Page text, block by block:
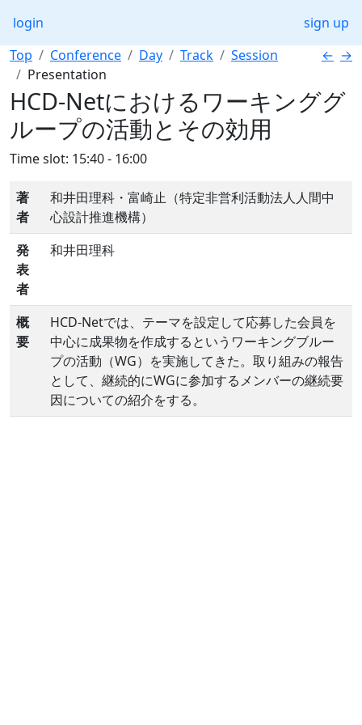
login
sign up
← →
Top Conference Day Track
Session
Presentation
HCD-Netにおけるワーキンググ
ループの活動とその効用
Time slot: 15:40 - 16:00
著
者
和井田理科・富崎止（特定非営利活動法人人間中
心設計推進機構）
発
表
者
和井田理科
概
要
HCD-Netでは、テーマを設定して応募した会員を
中心に成果物を作成するというワーキングブルー
プの活動（WG）を実施してきた。取り組みの報告
として、継続的にWGに参加するメンバーの継続要
因についての紹介をする。